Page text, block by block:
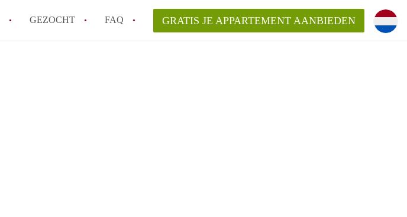
GEZOCHT FAQ GRATIS JE APPARTEMENT AANBIEDEN